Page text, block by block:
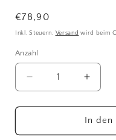
Normaler
Preis
€78,90
Inkl. Steuern. Versand wird beim
Anzahl
Anzahl
Verringere
die
Menge
DURASTAGE
Erhöhe
die
für
In den